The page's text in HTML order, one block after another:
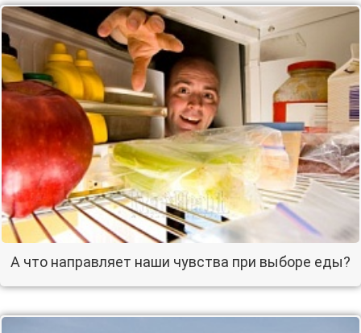
А что направляет наши чувства при выборе еды?